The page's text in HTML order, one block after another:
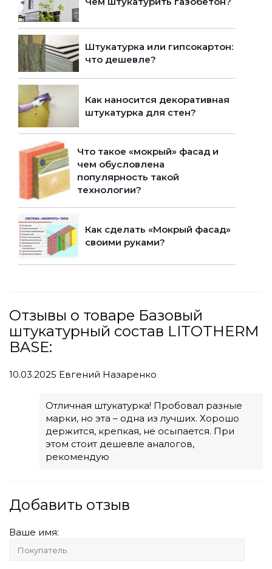
Штукатурка или гипсокартон:
что дешевле?
Как наносится декоративная
штукатурка для стен?
Что такое «мокрый» фасад и
чем обусловлена
популярность такой
технологии?
Как сделать «Мокрый фасад»
своими руками?
Отзывы о товаре Базовый
штукатурный состав LITOTHERM
BASE:
10.03.2025 Евгений Назаренко
Отличная штукатурка! Пробовал разные
марки, но эта – одна из лучших. Хорошо
держится, крепкая, не осыпается. При
этом стоит дешевле аналогов,
рекомендую
Добавить отзыв
Ваше имя: